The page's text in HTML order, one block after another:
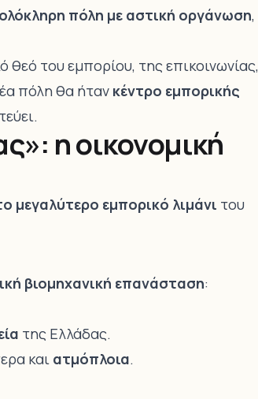
ολόκληρη πόλη με αστική οργάνωση,
θεό του εμπορίου, της επικοινωνίας,
πόλη θα ήταν κέντρο εμπορικής
η οικονομική
μεγαλύτερο εμπορικό λιμάνι του
βιομηχανική επανάσταση:
της Ελλάδας.
και ατμόπλοια.